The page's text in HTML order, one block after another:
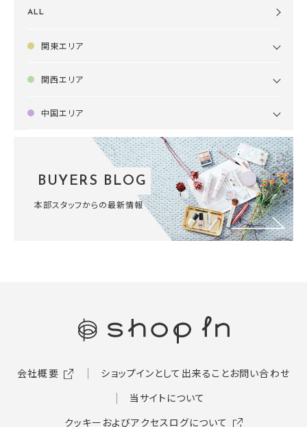
ALL
関東エリア
関西エリア
中国エリア
BUYERS BLOG
本部スタッフからの最新情報
会社概要 ショップインとして出来ることお問い合わせ
当サイトについて
クッキーおよびアクセスログについて